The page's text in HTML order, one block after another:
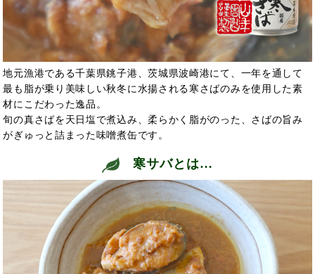
地元漁港である千葉県銚子港、茨城県波崎港にて、一年を通して
最も脂が乗り美味しい秋冬に水揚される寒さばのみを使用した素
材にこだわった逸品。
旬の真さばを天日塩で煮込み、柔らかく脂がのった、さばの旨み
がぎゅっと詰まった味噌煮缶です。
寒サバとは…